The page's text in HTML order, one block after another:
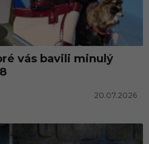
vás bavili minulý
20.07.2026